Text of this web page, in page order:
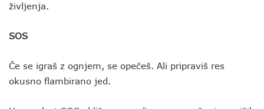
življenja.
SOS
Če se igraš z ognjem, se opečeš. Ali pripraviš res
okusno flambirano jed.